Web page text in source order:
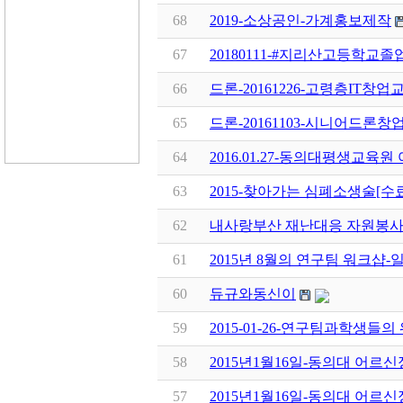
68 2019-소상공인-가계홍보제작
67 20180111-#지리산고등학교졸
66 드론-20161226-고령층IT창
65 드론-20161103-시니어드론
64 2016.01.27-동의대평생교육
63 2015-찾아가는 심폐소생술[수
62 내사랑부산 재난대응 자원봉
61 2015년 8월의 연구팀 워크샵-
60 듀규와동신이
59 2015-01-26-연구팀과학생들의
58 2015년1월16일-동의대 어르
57 2015년1월16일-동의대 어르